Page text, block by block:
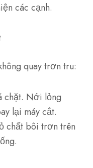
các cạnh.
quay trơn tru:
chặt. Nới lỏng
lại máy cắt.
chất bôi trơn trên